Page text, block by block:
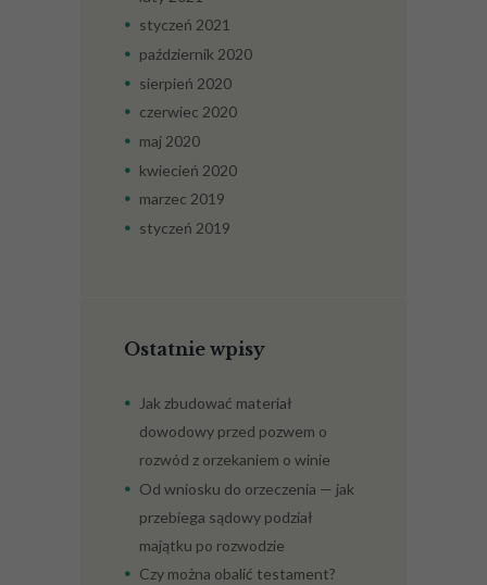
styczeń 2021
październik 2020
sierpień 2020
czerwiec 2020
maj 2020
kwiecień 2020
marzec 2019
styczeń 2019
Ostatnie wpisy
Jak zbudować materiał
dowodowy przed pozwem o
rozwód z orzekaniem o winie
Od wniosku do orzeczenia — jak
przebiega sądowy podział
majątku po rozwodzie
Czy można obalić testament?